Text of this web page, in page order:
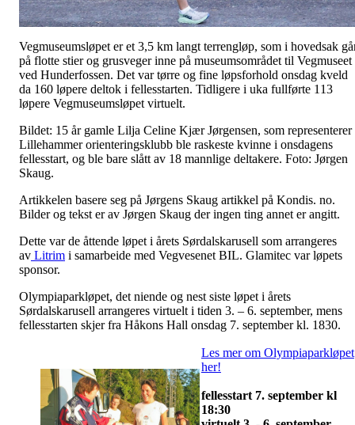
Vegmuseumsløpet er et 3,5 km langt terrengløp, som i hovedsak
på flotte stier og grusveger inne på museumsområdet til Vegmuseet
ved Hunderfossen. Det var tørre og fine løpsforhold onsdag kveld
da 160 løpere deltok i fellesstarten. Tidligere i uka fullførte 113
løpere Vegmuseumsløpet virtuelt.
Bildet: 15 år gamle Lilja Celine Kjær Jørgensen, som representerer
Lillehammer orienteringsklubb ble raskeste kvinne i onsdagens
fellesstart, og ble bare slått av 18 mannlige deltakere. Foto: Jørgen
Skaug.
Artikkelen basere seg på Jørgens Skaug artikkel på Kondis. no.
Bilder og tekst er av Jørgen Skaug der ingen ting annet er angitt.
Dette var de åttende løpet i årets Sørdalskarusell som arrangeres
av Litrim i samarbeide med Vegvesenet BIL. Glamitec var løpets
sponsor.
Olympiaparkløpet, det niende og nest siste løpet i årets
Sørdalskarusell arrangeres virtuelt i tiden 3. – 6. september, mens
fellesstarten skjer fra Håkons Hall onsdag 7. september kl. 1830.
Les mer om Olympiaparkløpet
her!
fellesstart 7. september kl
18:30